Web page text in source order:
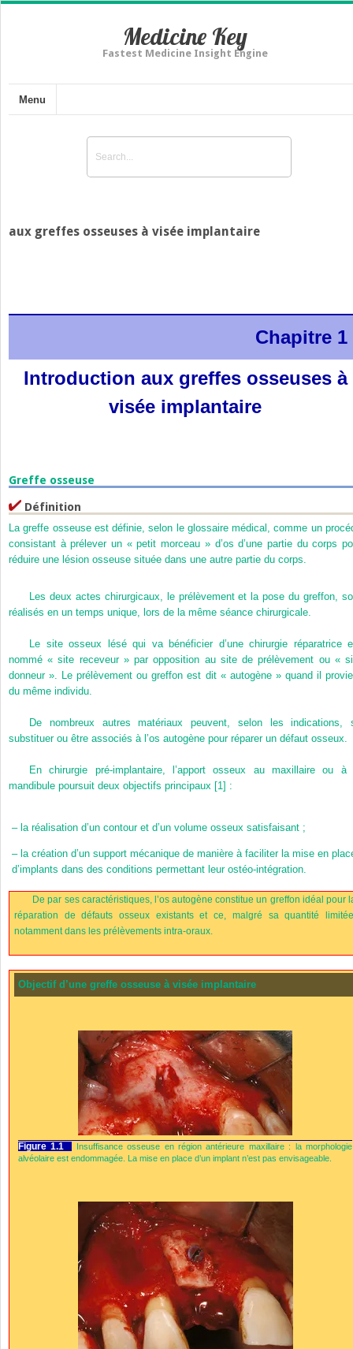
Medicine Key
Fastest Medicine Insight Engine
Menu
aux greffes osseuses à visée implantaire
Chapitre 1
Introduction aux greffes osseuses à
visée implantaire
Greffe osseuse
Définition
La greffe osseuse est définie, selon le glossaire médical, comme un
consistant à prélever un « petit morceau » d’os d’une partie du corps
réduire une lésion osseuse située dans une autre partie du corps.
Les deux actes chirurgicaux, le prélèvement et la pose du greffon,
réalisés en un temps unique, lors de la même séance chirurgicale.
Le site osseux lésé qui va bénéficier d’une chirurgie réparatrice
nommé « site receveur » par opposition au site de prélèvement ou «
donneur ». Le prélèvement ou greffon est dit « autogène » quand il
du même individu.
De nombreux autres matériaux peuvent, selon les indications,
substituer ou être associés à l’os autogène pour réparer un défaut osseux.
En chirurgie pré-implantaire, l’apport osseux au maxillaire ou à
mandibule poursuit deux objectifs principaux [1] :
– la réalisation d’un contour et d’un volume osseux satisfaisant ;
– la création d’un support mécanique de manière à faciliter la mise en
d’implants dans des conditions permettant leur ostéo-intégration.
De par ses caractéristiques, l’os autogène constitue un greffon idéal pour
réparation de défauts osseux existants et ce, malgré sa quantité
notamment dans les prélèvements intra-oraux.
Objectif d’une greffe osseuse à visée implantaire
Figure 1.1
Insuffisance osseuse en région antérieure maxillaire : la morphologie
alvéolaire est endommagée. La mise en place d’un implant n’est pas envisageable.